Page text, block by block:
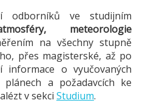
odborníků ve studijním
meteorologie
na všechny stupně
přes magisterské, až po
informace o vyučovaných
plánech a požadavcích ke
v sekci Studium.